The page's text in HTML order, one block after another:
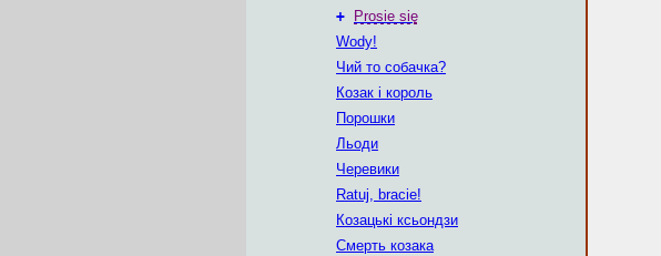
+
Prosie się
Wody!
Чий то собачка?
Козак і король
Порошки
Льоди
Черевики
Ratuj, bracie!
Козацькі ксьондзи
Смерть козака